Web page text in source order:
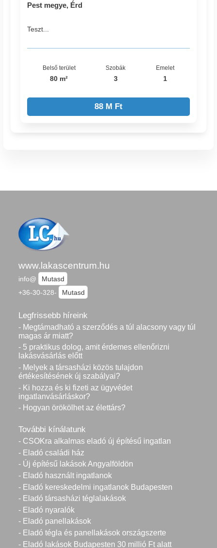
Pest megye, Érd
Teszt...
Belső terület
80 m²
Szobák
3
Emelet
1
88 M Ft
www.lakascentrum.hu
info@
Mutasd
+36-30-328-
Mutasd
Legfrissebb híreink
- Megtámadható a szerződés a túl alacsony vagy túl
magas ár miatt?
- 5 praktikus dolog, amit érdemes ellenőrizni
lakásvásárlás előtt
- Melyek a társasházi közös tulajdon
értékesítésének új szabályai?
- Ki hozza és ki fizeti az ügyvédet
ingatlanvásárláskor?
- Hogyan örökölhet az élettárs?
További kínálatunk
- CSOKra alkalmas eladó új építésű ingatlan
- Eladó családi ház
- Új építésű lakások Angyalföldön
- Eladó használt ingatlanok
- Eladó kereskedelmi ingatlanok Budapesten
- Eladó társasházi téglalakások
- Eladó nyaralók
- Eladó panellakások
- Eladó tégla és panellakások országszerte
- Eladó lakások Budapesten 30 millió Ft alatt